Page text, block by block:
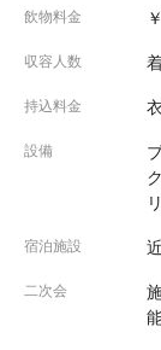
飲物料金
収容人数
持込料金
設備
宿泊施設
二次会